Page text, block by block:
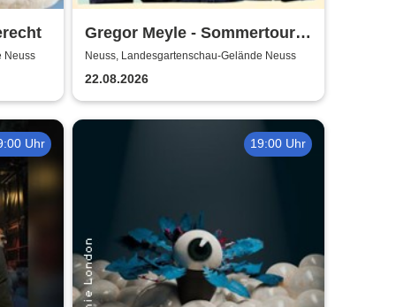
Neuss
Gregor Meyle - Sommertour
2026
Neuss, Landesgartenschau-Gelände Neuss
22.08.2026
Uhr 19:00 Uhr